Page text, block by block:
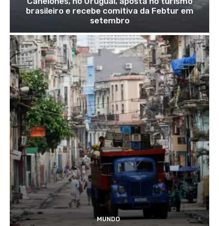
brasileiro e recebe comitiva da Febtur em
setembro
MUNDO